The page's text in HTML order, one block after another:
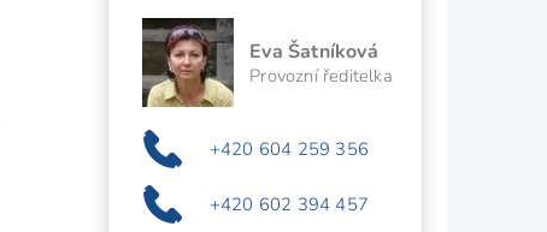
Eva Šatníková
Provozní ředitelka
+420 604 259 356
+420 602 394 457